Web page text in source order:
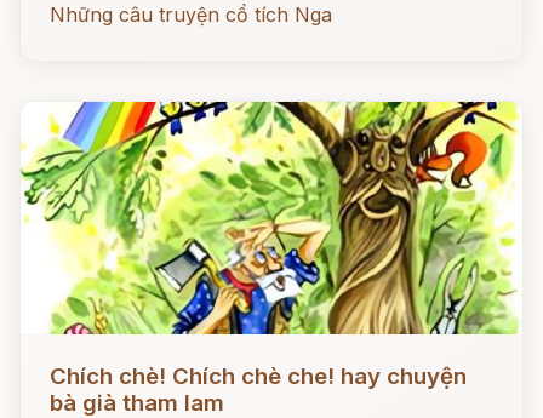
Những câu truyện cổ tích Nga
Chích chè! Chích chè che! hay chuyện
bà già tham lam